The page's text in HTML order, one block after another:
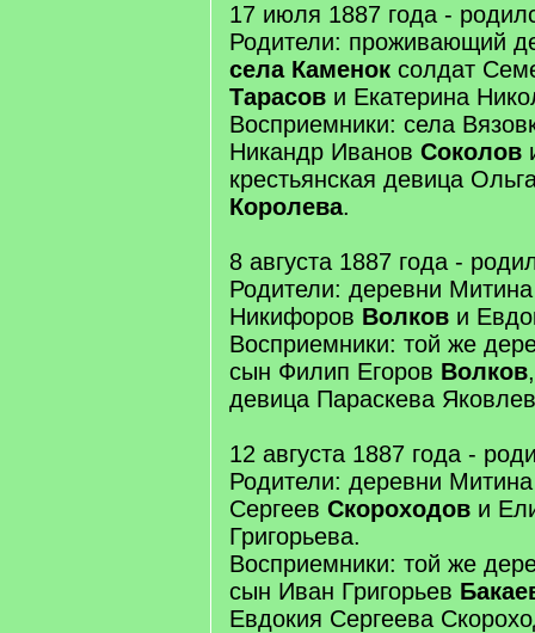
17 июля 1887 года -
Родители: проживающий
села Каменок солдат
Тарасов и Екатерина
Восприемники: села
Никандр Иванов Соколов
крестьянская девица
Королева.
8 августа 1887 года -
Родители: деревни
Никифоров Волков и
Восприемники: той же
сын Филип Егоров Волков
девица Параскева
12 августа 1887 года -
Родители: деревни
Сергеев Скороходов и
Григорьева.
Восприемники: той же
сын Иван Григорьев
Евдокия Сергеева